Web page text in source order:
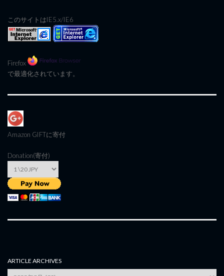
このサイトはIE5.x/IE6
Firefox
で最適化されています。
Amazon GIFTに寄付
Donation(寄付)
ARTICLE ARCHIVES